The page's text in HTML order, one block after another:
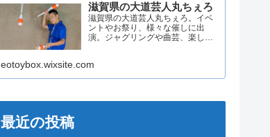
滋賀県の大道芸人丸ちぇろ
滋賀県の大道芸人丸ちぇろ。イベ
ントやお祭り、様々な催しに出
演。ジャグリングや曲芸、楽しい
eotoybox.wixsite.com
最近の投稿